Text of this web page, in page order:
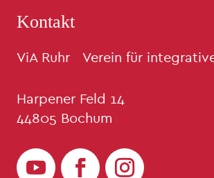
Kontakt
ViA Ruhr Verein für
Harpener Feld 14
44805 Bochum